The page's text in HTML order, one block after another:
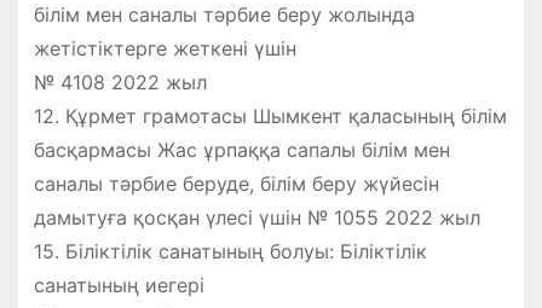
білім мен саналы тәрбие беру жолында
жетістіктерге жеткені үшін
№ 4108 2022 жыл
12. Құрмет грамотасы Шымкент қаласының білім
басқармасы Жас ұрпаққа сапалы білім мен
саналы тәрбие беруде, білім беру жүйесін
дамытуға қосқан үлесі үшін № 1055 2022 жыл
15. Біліктілік санатының болуы: Біліктілік
санатының иегері